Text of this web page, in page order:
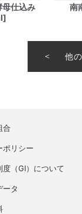
母仕込み
南
他
合
ポリシー
度（GI）について
ータ